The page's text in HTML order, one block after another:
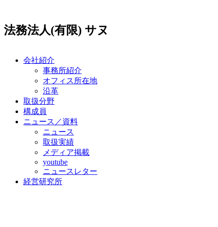
テ
法務法人(有限) サヌ
会社紹介
事務所紹介
オフィス所在地
沿革
取扱分野
構成員
ニュース／資料
ニュース
取扱実績
メディア掲載
youtube
ニュースレター
経営研究所